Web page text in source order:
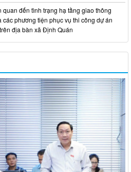
đến tình trạng hạ tầng giao thông
phương tiện phục vụ thi công dự án
địa bàn xã Định Quán